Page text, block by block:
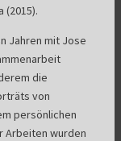
(2015).
Jahren mit Jose
die
von
persönlichen
Arbeiten wurden